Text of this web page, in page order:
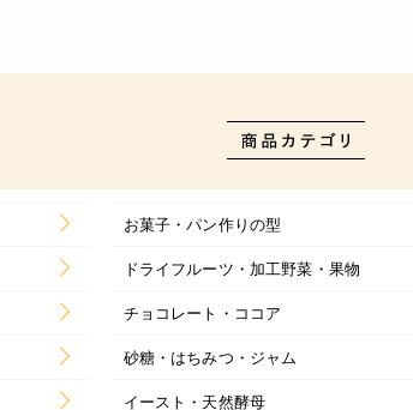
お菓子・パン作りの型
ドライフルーツ・加工野菜・果物
チョコレート・ココア
砂糖・はちみつ・ジャム
イースト・天然酵母